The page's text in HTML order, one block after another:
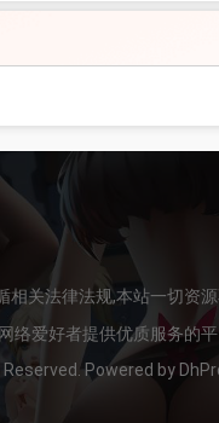
关法律法规,本站一切资
络爱好者提供优质服务的
Powered by